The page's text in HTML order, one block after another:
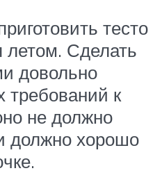
тесто
летом. Сделать
довольно
требований к
не должно
должно хорошо